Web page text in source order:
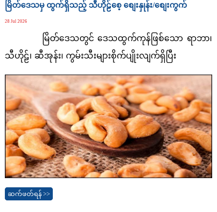
မြိတ်ဒေသမှ ထွက်ရှိသည့် သီဟိုဠ်စေ့ စျေးနှုန်း/စျေးကွက်
28 Jul 2026
မြိတ်ဒေသတွင် ဒေသထွက်ကုန်ဖြစ်သော ရာဘာ၊
သီဟိုဠ်၊ ဆီအုန်း၊ ကွမ်းသီးများစိုက်ပျိုးလျက်ရှိပြီး
ဆက်ဖတ်ရန် >>